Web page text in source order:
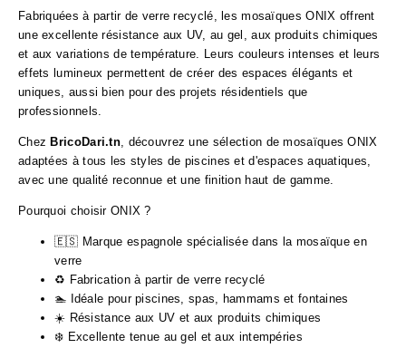
Fabriquées à partir de verre recyclé, les mosaïques ONIX offrent
une excellente résistance aux UV, au gel, aux produits chimiques
et aux variations de température. Leurs couleurs intenses et leurs
effets lumineux permettent de créer des espaces élégants et
uniques, aussi bien pour des projets résidentiels que
professionnels.
Chez BricoDari.tn, découvrez une sélection de mosaïques ONIX
adaptées à tous les styles de piscines et d'espaces aquatiques,
avec une qualité reconnue et une finition haut de gamme.
Pourquoi choisir ONIX ?
🇪🇸 Marque espagnole spécialisée dans la mosaïque en
verre
♻️ Fabrication à partir de verre recyclé
🏊 Idéale pour piscines, spas, hammams et fontaines
☀️ Résistance aux UV et aux produits chimiques
❄️ Excellente tenue au gel et aux intempéries